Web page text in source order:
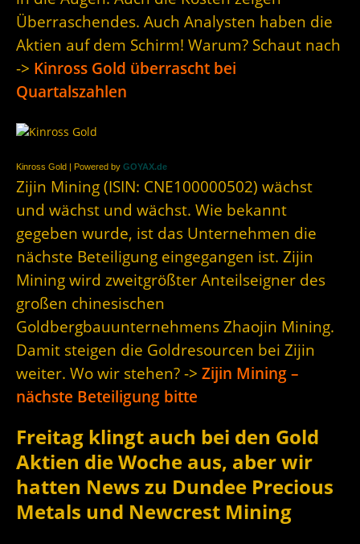
Überraschendes. Auch Analysten haben die
Aktien auf dem Schirm! Warum? Schaut nach
-> Kinross Gold überrascht bei
Quartalszahlen
Kinross Gold | Powered by GOYAX.de
Zijin Mining (ISIN: CNE100000502) wächst
und wächst und wächst. Wie bekannt
gegeben wurde, ist das Unternehmen die
nächste Beteiligung eingegangen ist. Zijin
Mining wird zweitgrößter Anteilseigner des
großen chinesischen
Goldbergbauunternehmens Zhaojin Mining.
Damit steigen die Goldresourcen bei Zijin
weiter. Wo wir stehen? -> Zijin Mining –
nächste Beteiligung bitte
Freitag klingt auch bei den Gold
Aktien die Woche aus, aber wir
hatten News zu Dundee Precious
Metals und Newcrest Mining